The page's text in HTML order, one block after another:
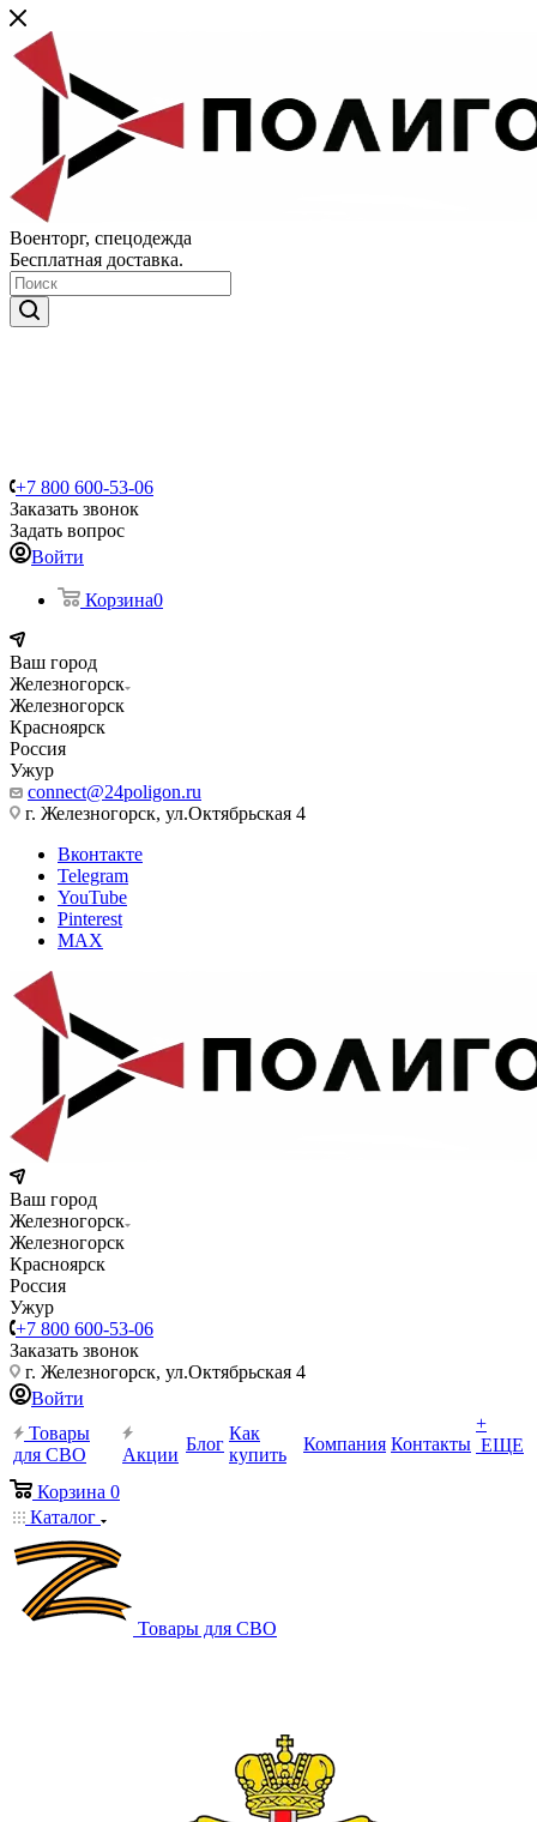
Военторг, спецодежда
Бесплатная доставка.
+7 800 600-53-06
Заказать звонок
Задать вопрос
Войти
Корзина0
Ваш город
Железногорск
Железногорск
Красноярск
Россия
Ужур
connect@24poligon.ru
г. Железногорск, ул.Октябрьская 4
Вконтакте
Telegram
YouTube
Pinterest
MAX
Ваш город
Железногорск
Железногорск
Красноярск
Россия
Ужур
+7 800 600-53-06
Заказать звонок
г. Железногорск, ул.Октябрьская 4
Войти
Товары
для СВО
Акции
Блог
Как
купить
Компания Контакты
+
ЕЩЕ
Корзина 0
Каталог
Товары для СВО